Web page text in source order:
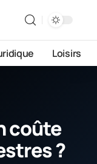
Loisirs
coûte
?